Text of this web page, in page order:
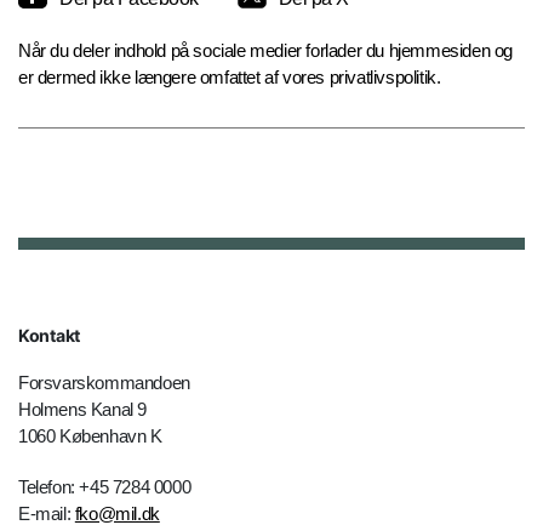
Når du deler indhold på sociale medier forlader du hjemmesiden og
er dermed ikke længere omfattet af vores privatlivspolitik.
Kontakt
Forsvarskommandoen
Holmens Kanal 9
1060 København K
Telefon: +45 7284 0000
E-mail: fko@mil.dk